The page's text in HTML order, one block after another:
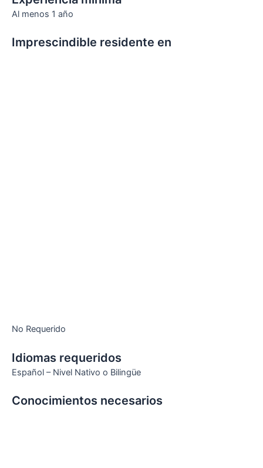
Al menos 1 año
Imprescindible residente en
No Requerido
Idiomas requeridos
Español – Nivel Nativo o Bilingüe
Conocimientos necesarios